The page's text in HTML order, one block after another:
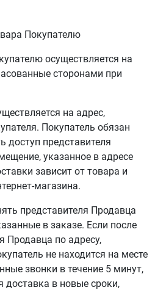
Покупателю
осуществляется на
сторонами при
на адрес,
Покупатель обязан
доступ представителя
указанное в адресе
зависит от товара и
магазина.
представителя Продавца
в заказе. Если после
Продавца по адресу,
не находится на месте
звонки в течение 5 минут,
доставка в новые сроки,